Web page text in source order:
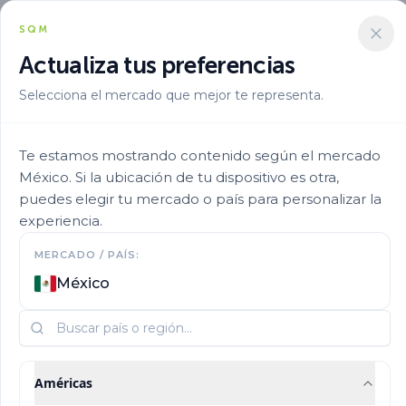
SQM
Actualiza tus preferencias
Selecciona el mercado que mejor te representa.
Te estamos mostrando contenido según el mercado
México. Si la ubicación de tu dispositivo es otra,
puedes elegir tu mercado o país para personalizar la
experiencia.
MERCADO / PAÍS:
México
Américas
Aplicacion Fertirriego Ultrasol Nksplus